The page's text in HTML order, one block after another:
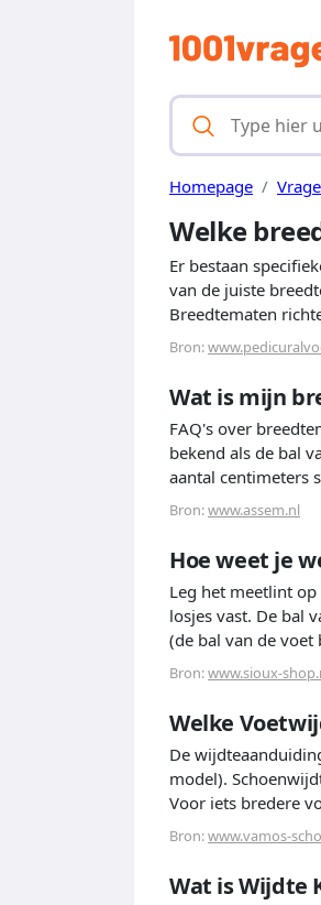
Homepage
Welke
Er bestaan
van de juiste
Breedtematen
Bron:
Wat is mijn
FAQ's over
bekend als de bal
aantal centimeters
Bron:www.assem.nl
Hoe weet je
Leg het meetlint
losjes vast. De bal
(de bal van de
Bron:www.sioux-
Welke
De
model).
Voor iets bredere
Bron:www.vamos-
Wat is Wijdte